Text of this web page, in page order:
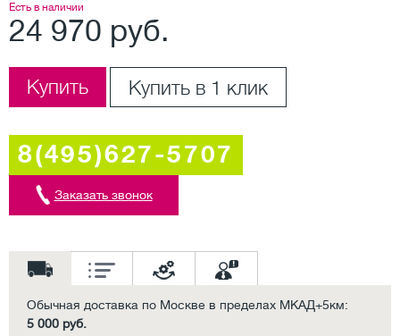
Есть в наличии
24 970 руб.
Купить Купить в 1 клик
8(495)627-5707
Заказать звонок
Обычная доставка по Москве в пределах МКАД+5км:
5 000 руб.